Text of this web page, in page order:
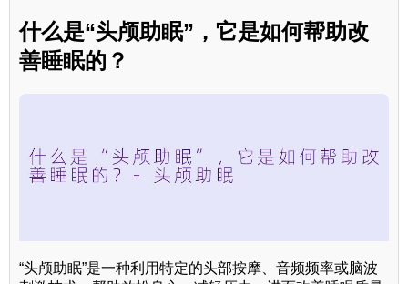
什么是“头颅助眠”，它是如何帮助改
善睡眠的？
“头颅助眠”是一种利用特定的头部按摩、音频频率或脑波